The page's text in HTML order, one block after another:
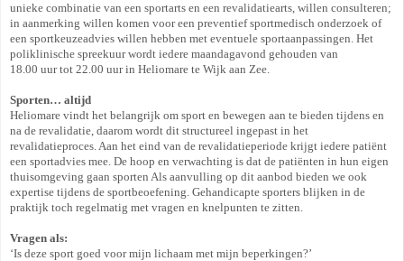
unieke combinatie van een sportarts en een revalidatiearts, willen consulteren;
in aanmerking willen komen voor een preventief sportmedisch onderzoek of
een sportkeuzeadvies willen hebben met eventuele sportaanpassingen. Het
poliklinische spreekuur wordt iedere maandagavond gehouden van
18.00 uur tot 22.00 uur in Heliomare te Wijk aan Zee.
Sporten… altijd
Heliomare vindt het belangrijk om sport en bewegen aan te bieden tijdens en
na de revalidatie, daarom wordt dit structureel ingepast in het
revalidatieproces. Aan het eind van de revalidatieperiode krijgt iedere patiënt
een sportadvies mee. De hoop en verwachting is dat de patiënten in hun eigen
thuisomgeving gaan sporten Als aanvulling op dit aanbod bieden we ook
expertise tijdens de sportbeoefening. Gehandicapte sporters blijken in de
praktijk toch regelmatig met vragen en knelpunten te zitten.
Vragen als:
‘Is deze sport goed voor mijn lichaam met mijn beperkingen?’